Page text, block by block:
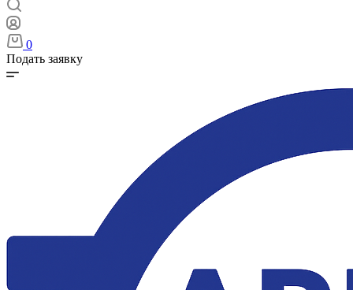
0
Подать заявку